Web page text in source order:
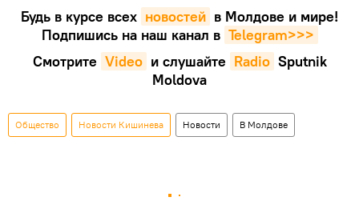
Будь в курсе всех новостей в Молдове и мире!
Подпишись на наш канал в Telegram>>>
Смотрите Video и слушайте Radio Sputnik
Moldova
Общество Новости Кишинева Новости В Молдове